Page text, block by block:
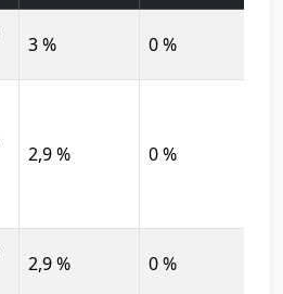
3 % 0 %
2,9 % 0 %
2,9 % 0 %